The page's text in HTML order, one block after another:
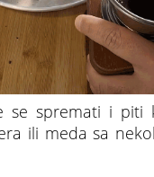
se spremati i
ili meda sa